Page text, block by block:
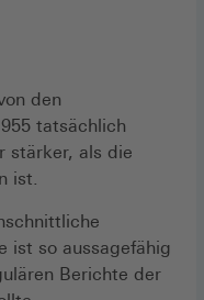
den
tatsächlich
stärker, als die
ist.
ist so aussagefähig
Berichte der